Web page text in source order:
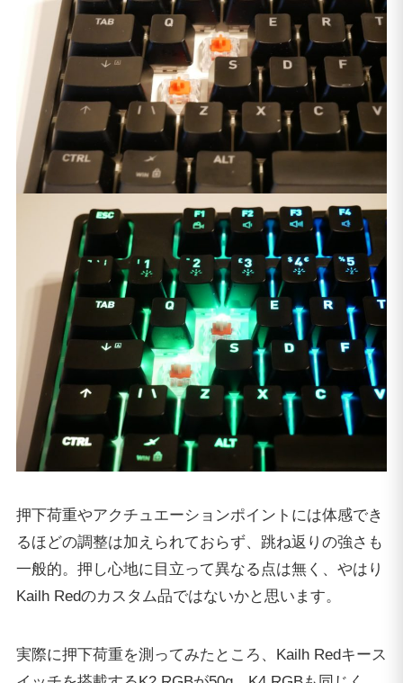
押下荷重やアクチュエーションポイントには体感でき
るほどの調整は加えられておらず、跳ね返りの強さも
一般的。押し心地に目立って異なる点は無く、やはり
Kailh Redのカスタム品ではないかと思います。
実際に押下荷重を測ってみたところ、Kailh Redキース